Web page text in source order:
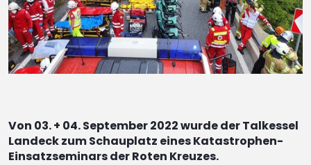
Von 03. + 04. September 2022 wurde der Talkessel
Landeck zum Schauplatz eines Katastrophen-
Einsatzseminars der Roten Kreuzes.